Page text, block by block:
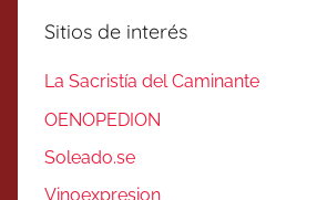
Sitios de interés
La Sacristía del Caminante
OENOPEDION
Soleado.se
Vinoexpresion